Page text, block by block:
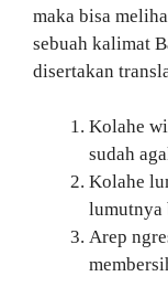
maka bisa
sebuah kalimat
disertakan
Kolahe
sudah
Kolahe
lumutnya
Arep